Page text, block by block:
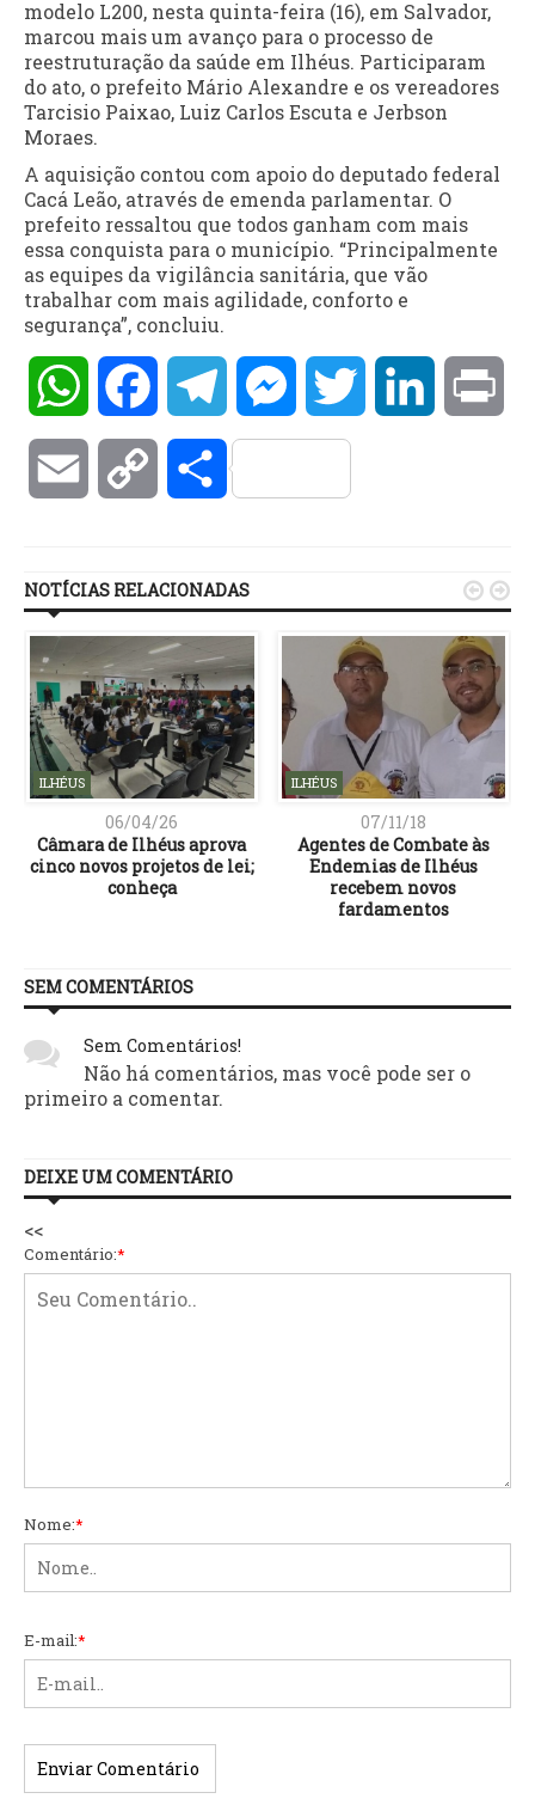
modelo L200, nesta quinta-feira (16), em Salvador,
marcou mais um avanço para o processo de
reestruturação da saúde em Ilhéus. Participaram
do ato, o prefeito Mário Alexandre e os vereadores
Tarcisio Paixao, Luiz Carlos Escuta e Jerbson
Moraes.
A aquisição contou com apoio do deputado federal
Cacá Leão, através de emenda parlamentar. O
prefeito ressaltou que todos ganham com mais
essa conquista para o município. “Principalmente
as equipes da vigilância sanitária, que vão
trabalhar com mais agilidade, conforto e
segurança”, concluiu.
WhatsAppFacebookTelegramMessengerTwitter LinkedIn
Email Copy Compartilhar
NOTÍCIAS RELACIONADAS
ILHÉUS
06/04/26
Câmara de Ilhéus aprova
cinco novos projetos de lei;
conheça
ILHÉUS
07/11/18
Agentes de Combate às
Endemias de Ilhéus
recebem novos
fardamentos
 
SEM COMENTÁRIOS
Sem Comentários!
Não há comentários, mas você pode ser o
primeiro a comentar.
DEIXE UM COMENTÁRIO
<<
Comentário:*
Nome:*
E-mail:*